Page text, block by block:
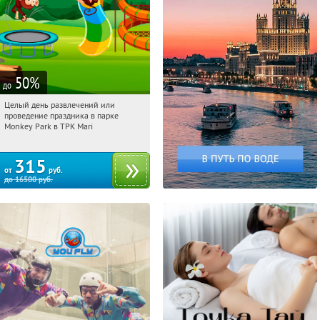
до 50%
17:21:44 Купили:
Братиславская
Целый день развлечений или
проведение праздника в парке
Monkey Park в ТРК Mari
от 315 руб.
до16500руб.